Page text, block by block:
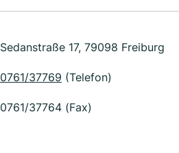
Sedanstraße 17, 79098 Freiburg
0761/37769 (Telefon)
0761/37764 (Fax)